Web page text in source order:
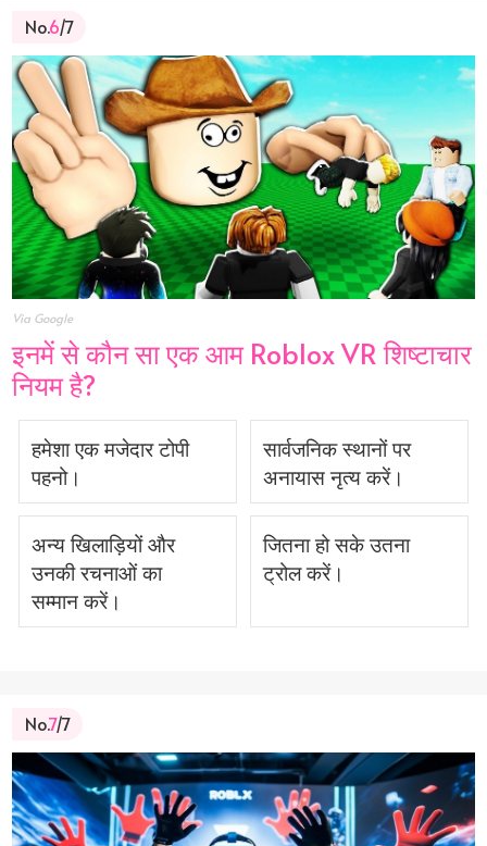
No.6/7
Via Google
इनमें से कौन सा एक आम Roblox VR शिष्टाचार
नियम है?
हमेशा एक मजेदार टोपी
पहनो।
सार्वजनिक स्थानों पर
अनायास नृत्य करें।
अन्य खिलाड़ियों और
उनकी रचनाओं का
सम्मान करें।
जितना हो सके उतना
ट्रोल करें।
No.7/7